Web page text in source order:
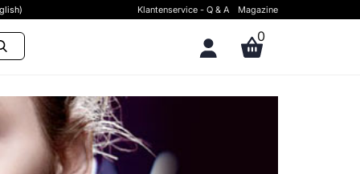
Klantenservice - Q & A Magazine
0